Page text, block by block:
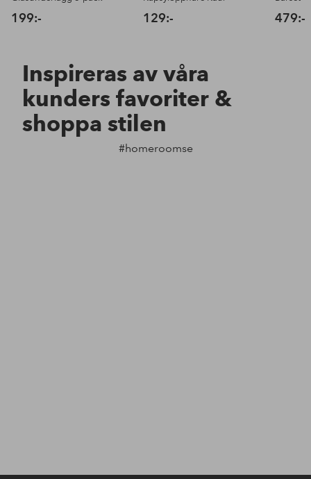
199:- 129:- 479:-
Inspireras av våra
kunders favoriter &
shoppa stilen
#homeroomse